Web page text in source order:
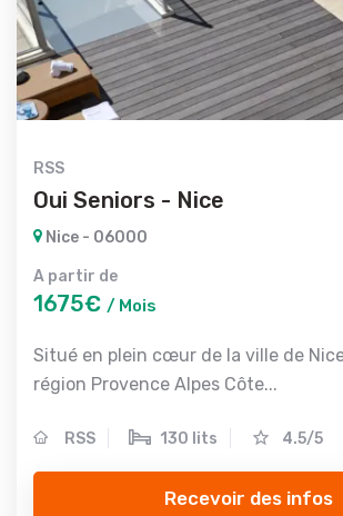
RSS
Oui Seniors - Nice
Nice - 06000
A partir de
1675€ / Mois
Situé en plein cœur de la ville de
région Provence Alpes Côte...
RSS 130 lits 4.5/5
Recevoir des infos